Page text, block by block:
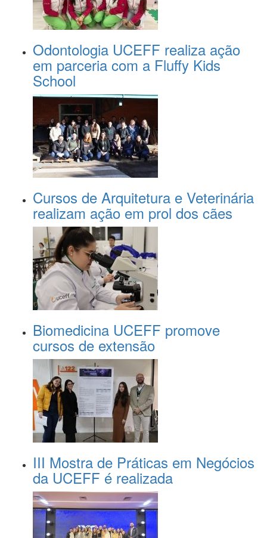
Odontologia UCEFF realiza ação
em parceria com a Fluffy Kids
School
Cursos de Arquitetura e Veterinária
realizam ação em prol dos cães
Biomedicina UCEFF promove
cursos de extensão
III Mostra de Práticas em Negócios
da UCEFF é realizada